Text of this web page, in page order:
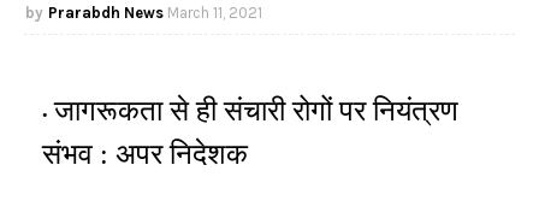
Prarabdh News March 11, 2021
जागरूकता से ही संचारी रोगों पर नियंत्रण
संभव : अपर निदेशक